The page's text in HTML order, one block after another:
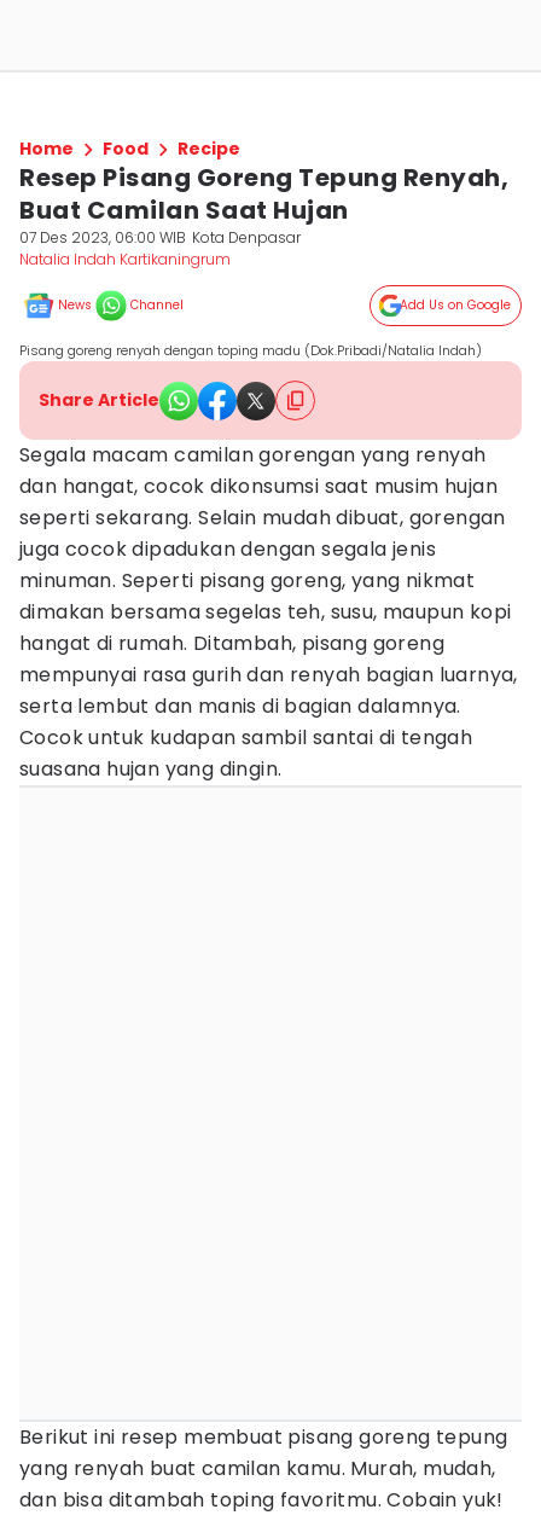
Home Food Recipe
Resep Pisang Goreng Tepung Renyah,
Buat Camilan Saat Hujan
07 Des 2023, 06:00 WIB Kota Denpasar
Natalia Indah Kartikaningrum
News Channel Add Us on Google
Pisang goreng renyah dengan toping madu (Dok.Pribadi/Natalia Indah)
Share Article
Segala macam camilan gorengan yang renyah
dan hangat, cocok dikonsumsi saat musim hujan
seperti sekarang. Selain mudah dibuat, gorengan
juga cocok dipadukan dengan segala jenis
minuman. Seperti pisang goreng, yang nikmat
dimakan bersama segelas teh, susu, maupun kopi
hangat di rumah. Ditambah, pisang goreng
mempunyai rasa gurih dan renyah bagian luarnya,
serta lembut dan manis di bagian dalamnya.
Cocok untuk kudapan sambil santai di tengah
suasana hujan yang dingin.
Berikut ini resep membuat pisang goreng tepung
yang renyah buat camilan kamu. Murah, mudah,
dan bisa ditambah toping favoritmu. Cobain yuk!